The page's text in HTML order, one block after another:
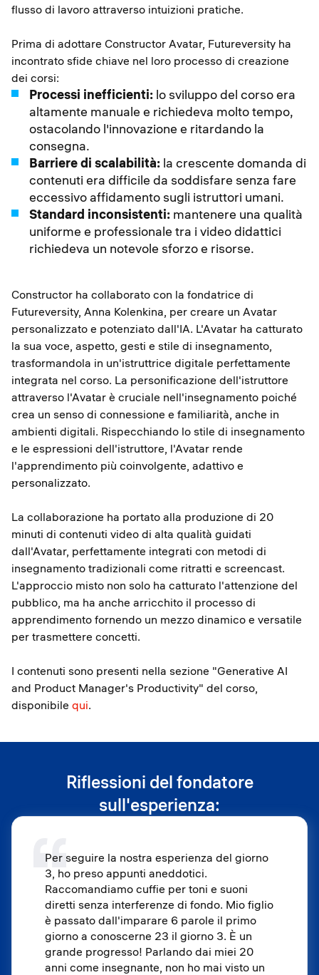
flusso di lavoro attraverso intuizioni pratiche.
Prima di adottare Constructor Avatar, Futureversity ha
incontrato sfide chiave nel loro processo di creazione
dei corsi:
Processi inefficienti: lo sviluppo del corso era
altamente manuale e richiedeva molto tempo,
ostacolando l'innovazione e ritardando la
consegna.
Barriere di scalabilità: la crescente domanda di
contenuti era difficile da soddisfare senza fare
eccessivo affidamento sugli istruttori umani.
Standard inconsistenti: mantenere una qualità
uniforme e professionale tra i video didattici
richiedeva un notevole sforzo e risorse.
Constructor ha collaborato con la fondatrice di
Futureversity, Anna Kolenkina, per creare un Avatar
personalizzato e potenziato dall'IA. L'Avatar ha catturato
la sua voce, aspetto, gesti e stile di insegnamento,
trasformandola in un'istruttrice digitale perfettamente
integrata nel corso. La personificazione dell'istruttore
attraverso l'Avatar è cruciale nell'insegnamento poiché
crea un senso di connessione e familiarità, anche in
ambienti digitali. Rispecchiando lo stile di insegnamento
e le espressioni dell'istruttore, l'Avatar rende
l'apprendimento più coinvolgente, adattivo e
personalizzato.
La collaborazione ha portato alla produzione di 20
minuti di contenuti video di alta qualità guidati
dall'Avatar, perfettamente integrati con metodi di
insegnamento tradizionali come ritratti e screencast.
L'approccio misto non solo ha catturato l'attenzione del
pubblico, ma ha anche arricchito il processo di
apprendimento fornendo un mezzo dinamico e versatile
per trasmettere concetti.
I contenuti sono presenti nella sezione "Generative AI
and Product Manager's Productivity" del corso,
disponibile qui.
Riflessioni del fondatore
sull'esperienza:
Per seguire la nostra esperienza del giorno
3, ho preso appunti aneddotici.
Raccomandiamo cuffie per toni e suoni
diretti senza interferenze di fondo. Mio figlio
è passato dall'imparare 6 parole il primo
giorno a conoscerne 23 il giorno 3. È un
grande progresso! Parlando dai miei 20
anni come insegnante, non ho mai visto un